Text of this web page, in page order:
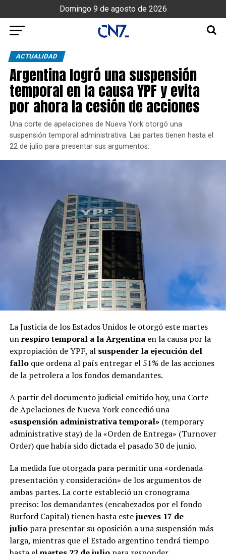
Domingo 9 de agosto de 2026
ACTUALIDAD
Argentina logró una suspensión
temporal en la causa YPF y evita
por ahora la cesión de acciones
Una corte de apelaciones de Nueva York otorgó una
suspensión temporal administrativa. Las partes tienen hasta el
22 de julio para presentar sus argumentos.
La Justicia de los Estados Unidos le otorgó este martes
unrespiro temporal a la Argentinaen la causa por la
expropiación de YPF, al suspender la ejecución del
falloque ordena al país entregar el 51% de las acciones
de la petrolera a los fondos demandantes.
A partir del documento judicial emitido hoy, una Corte
de Apelaciones de Nueva York concedió una
«suspensión administrativa temporal»(temporary
administrative stay) de la «Orden de Entrega» (Turnover
Order) que había sido dictada el pasado 30 de junio.
La medida fue otorgada para permitir una «ordenada
presentación y consideración» de los argumentos de
ambas partes. La corte estableció un cronograma
preciso: los demandantes (encabezados por el fondo
Burford Capital) tienen hasta estejueves 17 de
juliopara presentar su oposición a una suspensión más
larga, mientras que el Estado argentino tendrá tiempo